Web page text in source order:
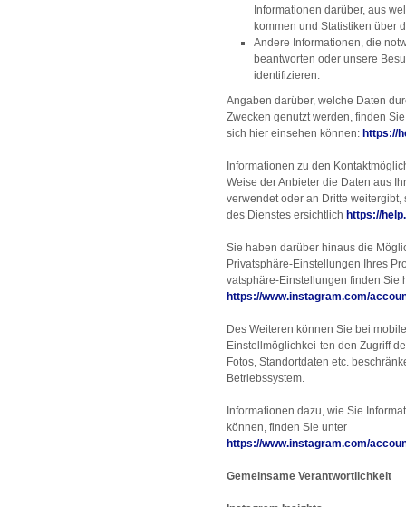
Informationen darüber, aus
kommen und Statistiken über
Andere Informationen, die
beantworten oder unsere
identifizieren.
Angaben darüber, welche Daten
Zwecken genutzt werden, finden
sich hier einsehen können: https://
Informationen zu den
Weise der Anbieter die Daten aus
verwendet oder an Dritte
des Dienstes ersichtlich https://
Sie haben darüber hinaus die
Privatsphäre-Einstellungen Ihres
vatsphäre-Einstellungen finden Sie
https://www.instagram.com/
Des Weiteren können Sie bei
Einstellmöglichkei-ten den Zugriff
Fotos, Standortdaten etc.
Betriebssystem.
Informationen dazu, wie Sie
können, finden Sie unter
https://www.instagram.com/
Gemeinsame Verantwortlichkeit